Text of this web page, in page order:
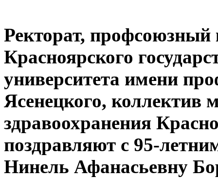
Ректорат, профсоюзный
Красноярского
университета имени
Ясенецкого, коллектив
здравоохранения
поздравляют с 95-
Нинель Афанасьевну